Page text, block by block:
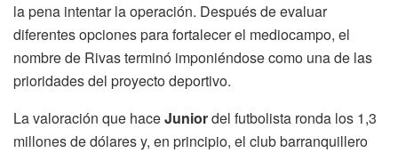
la pena intentar la operación. Después de evaluar
diferentes opciones para fortalecer el mediocampo, el
nombre de Rivas terminó imponiéndose como una de las
prioridades del proyecto deportivo.
La valoración que haceJuniordel futbolista ronda los 1,3
millones de dólares y, en principio, el club barranquillero